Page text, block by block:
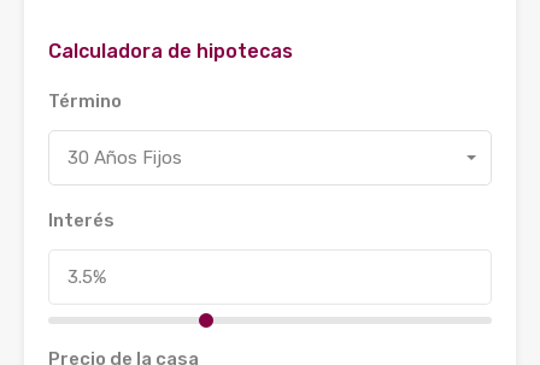
Calculadora de hipotecas
Término
30 Años Fijos
Interés
Precio de la casa